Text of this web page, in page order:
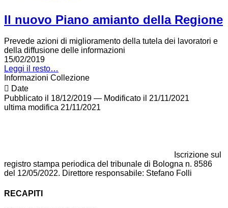
Il nuovo Piano amianto della Regione
Prevede azioni di miglioramento della tutela dei lavoratori e
della diffusione delle informazioni
15/02/2019
Leggi il resto…
Informazioni Collezione
Date
Pubblicato il 18/12/2019 — Modificato il 21/11/2021
ultima modifica 21/11/2021
Iscrizione sul
registro stampa periodica del tribunale di Bologna n. 8586
del 12/05/2022. Direttore responsabile: Stefano Folli
RECAPITI